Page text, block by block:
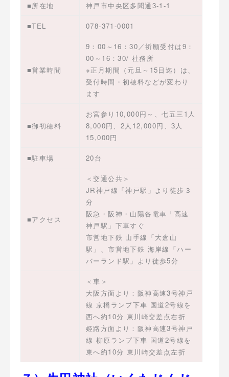
■所在地 神戸市中央区多聞通3-1-1
■TEL 078-371-0001
■営業時間
9：00～16：30／祈願受付は9：
00～16：30/ 社務所
※正月期間（元旦～15日迄）は、
受付時間・初穂料などが変わり
ます
■御初穂料
お宮参り10,000円～、七五三1人
8,000円、2人12,000円、3人
15,000円
■駐車場 20台
■アクセス
＜交通公共＞
JR神戸線「神戸駅」より徒歩３
分
阪急・阪神・山陽各電車「高速
神戸駅」下車すぐ
市営地下鉄 山手線「大倉山
駅」、市営地下鉄 海岸線「ハー
バーランド駅」より徒歩5分
＜車＞
大阪方面より：阪神高速3号神戸
線 京橋ランプ下車 国道2号線を
西へ約10分 東川崎交差点右折
姫路方面より：阪神高速3号神戸
線 柳原ランプ下車 国道2号線を
東へ約10分 東川崎交差点左折